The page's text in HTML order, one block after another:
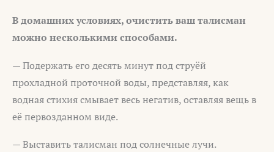
В домашних условиях, очистить ваш талисман
можно несколькими способами.
— Подержать его десять минут под струёй
прохладной проточной воды, представляя, как
водная стихия смывает весь негатив, оставляя вещь в
её первозданном виде.
— Выставить талисман под солнечные лучи.